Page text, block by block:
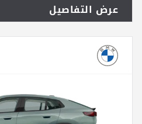
عرض التفاصيل